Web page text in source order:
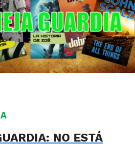
NO ESTÁ